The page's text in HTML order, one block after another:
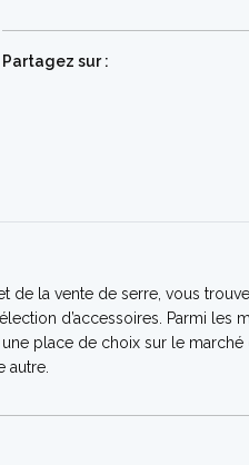
Partagez sur :
de la vente de serre, vous
d’accessoires. Parmi
une place de choix sur le
autre.